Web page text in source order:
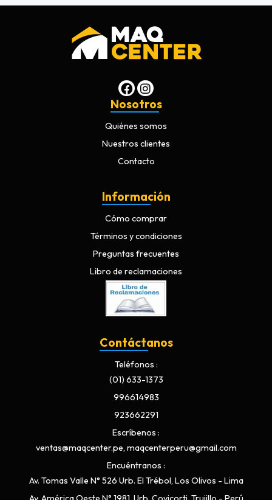
Nosotros
Quiénes somos
Nuestros clientes
Contacto
Información
Cómo comprar
Términos y condiciones
Preguntas frecuentes
Libro de reclamaciones
Contáctanos
Teléfonos
(01) 633-1373
996614983
923662291
Escríbenos
ventas@maqcenter.pe, maqcenterperu@gmail.com
Encuéntranos
Av. Tomas Valle N° 526 Urb. El Trébol, Los Olivos - Lima